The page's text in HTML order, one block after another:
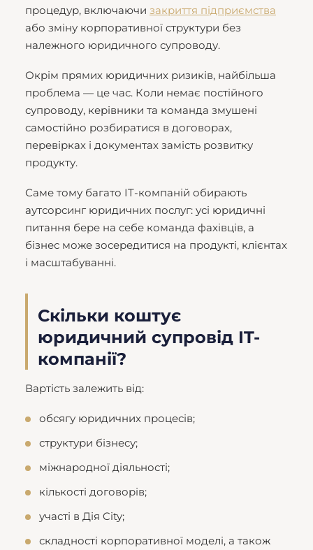
процедур, включаючи закриття підприємства
або зміну корпоративної структури без
належного юридичного супроводу.
Окрім прямих юридичних ризиків, найбільша
проблема — це час. Коли немає постійного
супроводу, керівники та команда змушені
самостійно розбиратися в договорах,
перевірках і документах замість розвитку
продукту.
Саме тому багато IT-компаній обирають
аутсорсинг юридичних послуг: усі юридичні
питання бере на себе команда фахівців, а
бізнес може зосередитися на продукті, клієнтах
і масштабуванні.
Скільки коштує
юридичний супровід IT-
компанії?
Вартість залежить від:
обсягу юридичних процесів;
структури бізнесу;
міжнародної діяльності;
кількості договорів;
участі в Дія City;
складності корпоративної моделі, а також